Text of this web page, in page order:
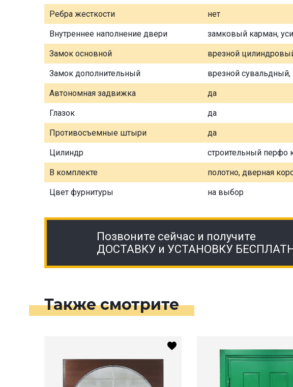
Ребра жесткости нет
Внутреннее наполнение двери замковый карман,
Замок основной врезной
Замок дополнительный врезной сувальдный,
Автономная задвижка да
Глазок да
Противосъемные штыри да
Цилиндр строительный перфо
В комплекте полотно, дверная
Цвет фурнитуры на выбор
Позвоните сейчас и получите
ДОСТАВКУ и УСТАНОВКУ
Также смотрите